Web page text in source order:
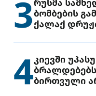
3ბომბების
ქალაქ
4კიევში
ბირთვული